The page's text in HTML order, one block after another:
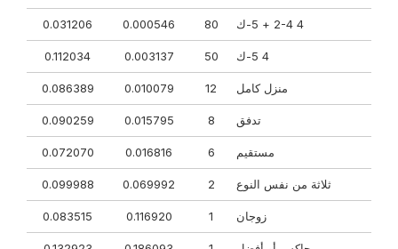
80
0.000546
0.031206
50
0.003137
0.112034
منزل كامل 12
0.010079
0.086389
تدفق 0.015795
0.090259
مستقيم 0.016816
0.072070
ثلاثة من نفس النوع 0.069992
0.099988
زوجان 0.116920
0.083515